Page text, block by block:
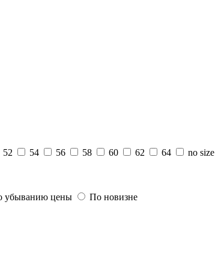
52 54 56 58 60 62 64
no size
убыванию цены По новизне